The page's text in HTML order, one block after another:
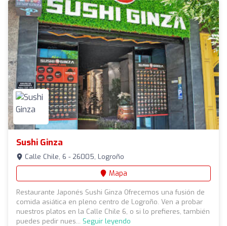
Sushi Ginza
Calle Chile, 6 - 26005, Logroño
Mapa
Restaurante Japonés Sushi Ginza Ofrecemos una fusión de
comida asiática en pleno centro de Logroño. Ven a probar
nuestros platos en la Calle Chile 6, o si lo prefieres, también
puedes pedir nues... Seguir leyendo